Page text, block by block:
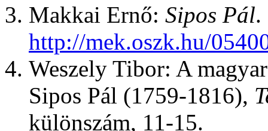
Makkai Ernő: Sipos Pál.
http://mek.oszk.hu/
Weszely Tibor: A
Sipos Pál (1759-1816),
különszám, 11-15.